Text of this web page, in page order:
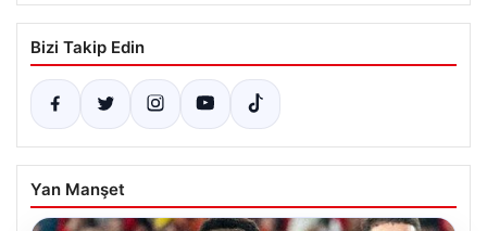
Bizi Takip Edin
Yan Manşet